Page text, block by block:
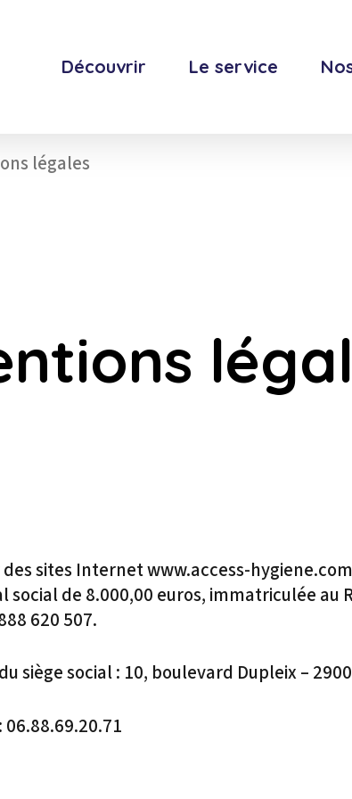
Découvrir Le service
légales
des sites Internet www.access-
social de 8.000,00 euros, immatriculée au
620 507.
siège social : 10, boulevard Dupleix –